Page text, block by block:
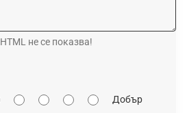
HTML не се показва!
Добър